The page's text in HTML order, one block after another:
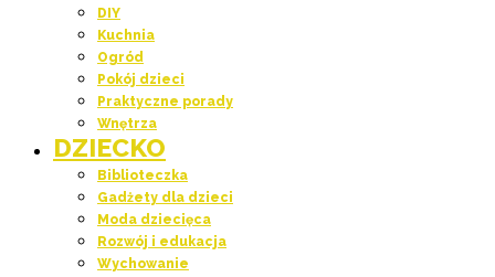
DIY
Kuchnia
Ogród
Pokój dzieci
Praktyczne porady
Wnętrza
DZIECKO
Biblioteczka
Gadżety dla dzieci
Moda dziecięca
Rozwój i edukacja
Wychowanie